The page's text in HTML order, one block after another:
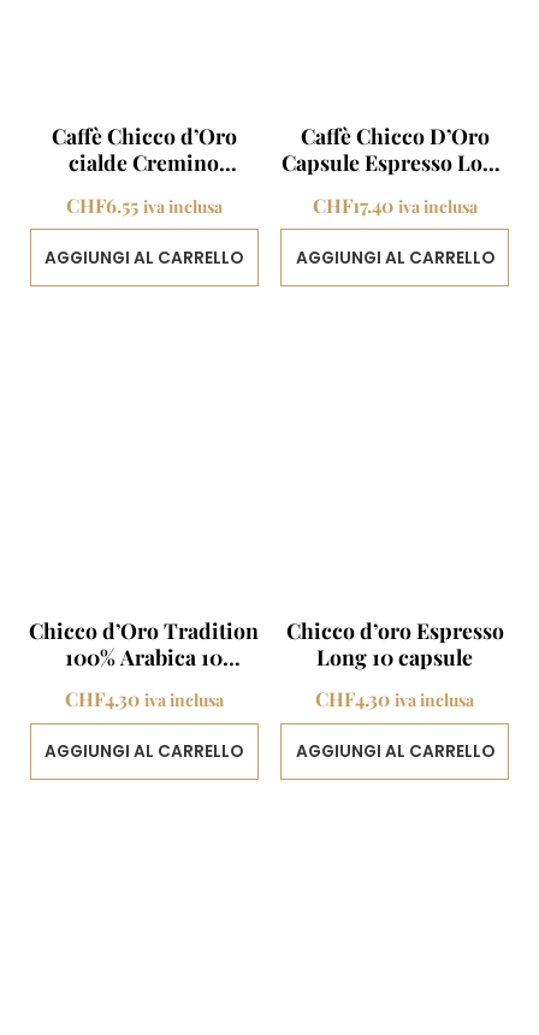
Caffè Chicco d’Oro
cialde Cremino
CHF6.55 iva inclusa
AGGIUNGI AL CARRELLO
Caffè Chicco D’Oro
Capsule Espresso Long
CHF17.40 iva inclusa
AGGIUNGI AL CARRELLO
Chicco d’Oro Tradition
100% Arabica 10
CHF4.30 iva inclusa
AGGIUNGI AL CARRELLO
Chicco d’oro Espresso
Long 10 capsule
CHF4.30 iva inclusa
AGGIUNGI AL CARRELLO